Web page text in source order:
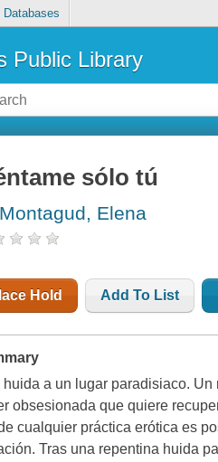
Databases
Public Library
sólo tú
Elena
Hold Add To List
huida a un lugar paradisiaco.
obsesionada que quiere
cualquier práctica erótica es
Tras una repentina huida